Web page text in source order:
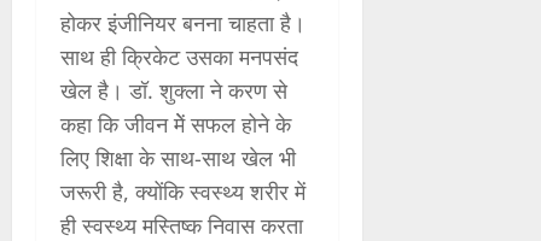
होकर इंजीनियर बनना चाहता है।
साथ ही क्रिकेट उसका मनपसंद
खेल है। डॉ. शुक्ला ने करण से
कहा कि जीवन मेें सफल होने के
लिए शिक्षा के साथ-साथ खेल भी
जरूरी है, क्योंकि स्वस्थ्य शरीर में
ही स्वस्थ्य मस्तिष्क निवास करता